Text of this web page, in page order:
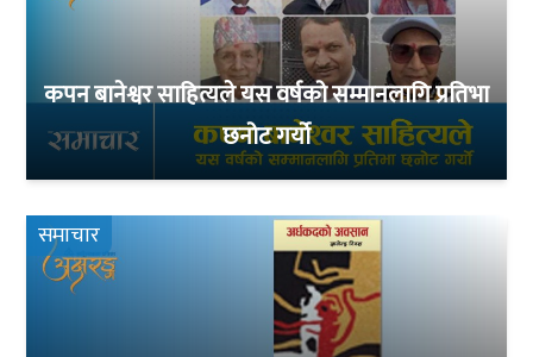
कपन बानेश्वर साहित्यले यस वर्षको सम्मानलागि प्रतिभा
छनोट गर्यो
समाचार